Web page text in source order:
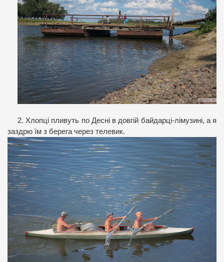
2. Хлопці пливуть по Десні в довгій байдарці-лімузині, а я
заздрю їм з берега через телевик.